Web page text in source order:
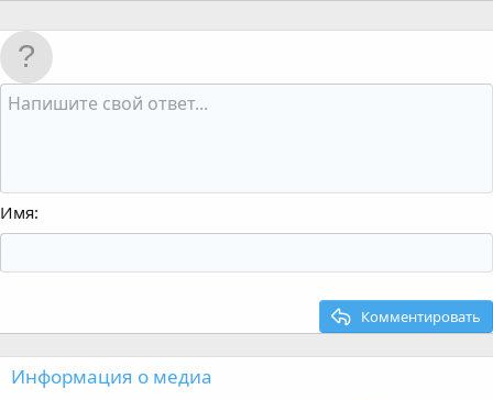
Имя
Комментировать
Информация о медиа